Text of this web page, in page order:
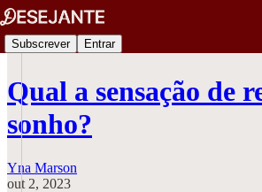
Subscrever Entrar
Qual a sensação de
sonho?
Yna Marson
out 2, 2023